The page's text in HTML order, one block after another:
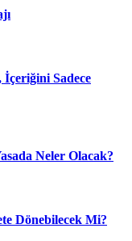
İçeriğini Sadece
Neler Olacak?
Dönebilecek Mi?